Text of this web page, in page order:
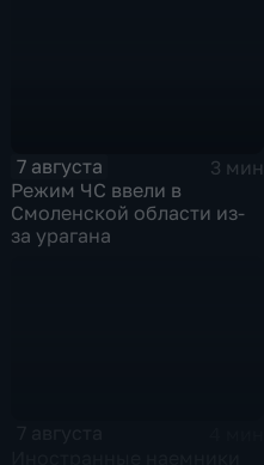
7 августа
3 мин
Режим ЧС ввели в
Смоленской области из-
за урагана